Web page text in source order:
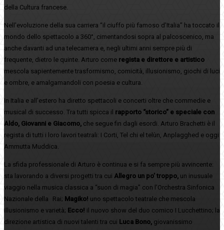
della Cultura francese.
Nell’evoluzione della sua carriera “il ciuffo più famoso d’Italia” ha toccato il
mondo dello spettacolo a 360°, cimentandosi sopra al palcoscenico, ma
anche davanti ad una telecamera e, negli ultimi anni sempre più di
frequente, dietro le quinte. Arturo come regista e direttore e artistico
mescola sapientemente trasformismo, comicità, illusionismo, giochi di luci
e ombre, e amalgamandoli con poesia e cultura.
In Italia e all’estero ha diretto spettacoli e concerti oltre che commedie e
musical di successo. Tra tutti spicca il rapporto “storico” e speciale con
Aldo, Giovanni e Giacomo, che segue fin dagli esordi. Arturo Brachetti è il
regista di tutti i loro lavori teatrali: I Corti, Tel chi el telùn, Anplagghed e oggi
Ammutta Muddica.
La sfida professionale di Arturo è continua e si fa sempre più avvincente:
sta lavorando a diversi progetti tra cui Allegro un po’ troppo, un inusuale
viaggio nella musica classica a “suon di magia” con l’Orchestra Sinfonica
Nazionale della Rai; Magiko! uno spettacolo teatrale che mescola
illusionismo e varietà; Ecco! il nuovo show del duo comico I Lucchettino; la
direzione artistica di nuovi talenti tra cui Luca Bono, giovanissimo